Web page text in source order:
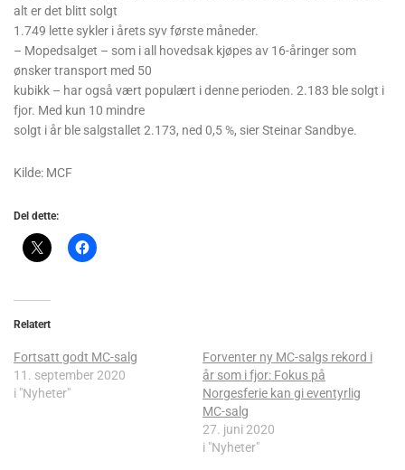
alt er det blitt solgt
1.749 lette sykler i årets syv første måneder.
– Mopedsalget – som i all hovedsak kjøpes av 16-åringer som
ønsker transport med 50
kubikk – har også vært populært i denne perioden. 2.183 ble solgt i
fjor. Med kun 10 mindre
solgt i år ble salgstallet 2.173, ned 0,5 %, sier Steinar Sandbye.
Kilde: MCF
Del dette:
Relatert
Fortsatt godt MC-salg
11. september 2020
i "Nyheter"
Forventer ny MC-salgs rekord i
år som i fjor: Fokus på
Norgesferie kan gi eventyrlig
MC-salg
27. juni 2020
i "Nyheter"